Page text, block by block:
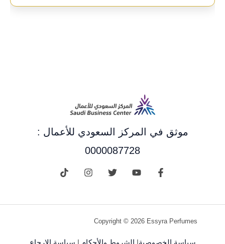
موثق في المركز السعودي للأعمال :
0000087728
Copyright © 2026 Essyra Perfumes